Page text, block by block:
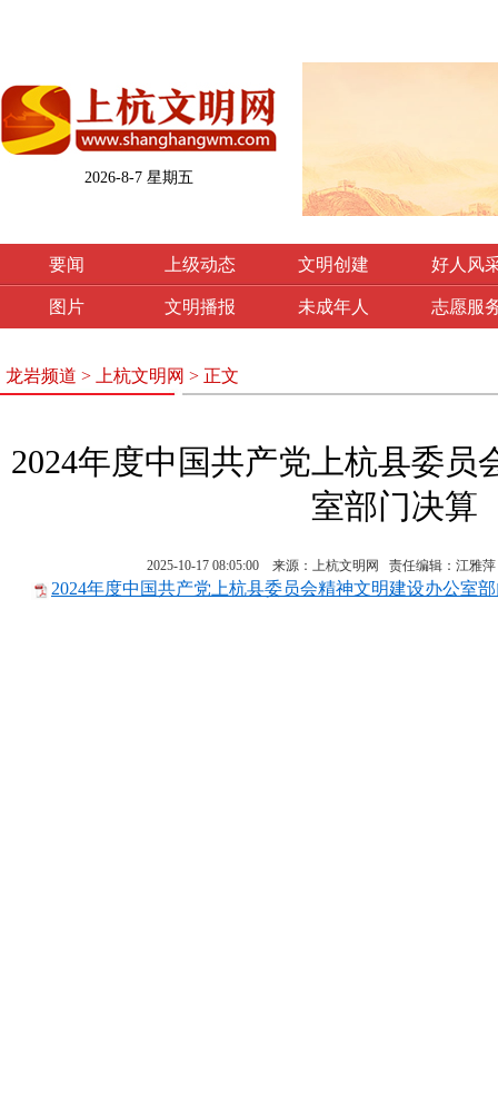
2026-8-7 星期五
要闻 上级动态 文明创建 好人风
图片 文明播报 未成年人 志愿服
龙岩频道 > 上杭文明网 > 正文
2024年度中国共产党上杭县委员
室部门决算
2025-10-17 08:05:00 来源：上杭文明网 责任编辑：江雅
2024年度中国共产党上杭县委员会精神文明建设办公室